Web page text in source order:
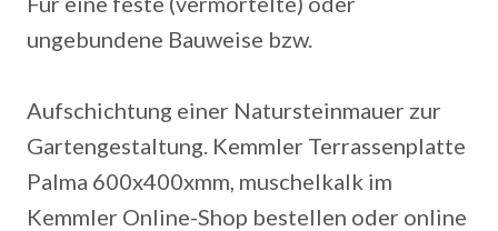
ungebundene Bauweise bzw.
Aufschichtung einer Natursteinmauer zur
Gartengestaltung. Kemmler Terrassenplatte
Palma 600x400xmm, muschelkalk im
Kemmler Online-Shop bestellen oder online